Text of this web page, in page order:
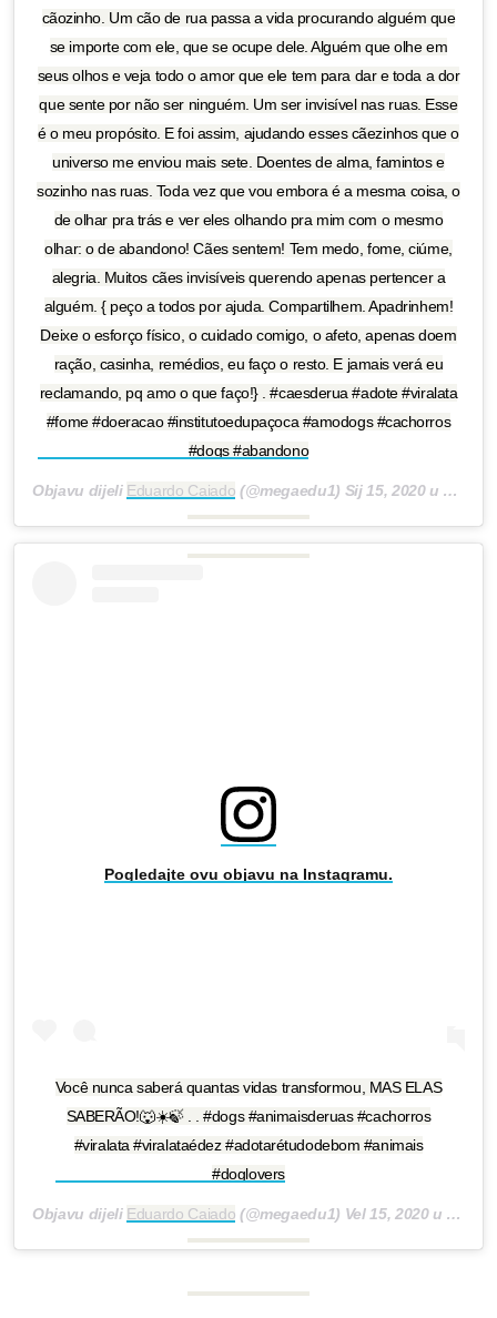
cãozinho. Um cão de rua passa a vida procurando alguém que
se importe com ele, que se ocupe dele. Alguém que olhe em
seus olhos e veja todo o amor que ele tem para dar e toda a dor
que sente por não ser ninguém. Um ser invisível nas ruas. Esse
é o meu propósito. E foi assim, ajudando esses cãezinhos que o
universo me enviou mais sete. Doentes de alma, famintos e
sozinho nas ruas. Toda vez que vou embora é a mesma coisa, o
de olhar pra trás e ver eles olhando pra mim com o mesmo
olhar: o de abandono! Cães sentem! Tem medo, fome, ciúme,
alegria. Muitos cães invisíveis querendo apenas pertencer a
alguém. { peço a todos por ajuda. Compartilhem. Apadrinhem!
Deixe o esforço físico, o cuidado comigo, o afeto, apenas doem
ração, casinha, remédios, eu faço o resto. E jamais verá eu
reclamando, pq amo o que faço!} . #caesderua #adote #viralata
#fome #doeracao #institutoedupaçoca #amodogs #cachorros
#dogs #abandono
Objavu dijeli Eduardo Caiado (@megaedu1) Sij 15, 2020 u 10:01 PST
Pogledajte ovu objavu na Instagramu.
Você nunca saberá quantas vidas transformou, MAS ELAS
SABERÃO!🐺☀️🍃 . . #dogs #animaisderuas #cachorros
#viralata #viralataédez #adotarétudodebom #animais
#doglovers
Objavu dijeli Eduardo Caiado (@megaedu1) Vel 15, 2020 u 9:03 PST